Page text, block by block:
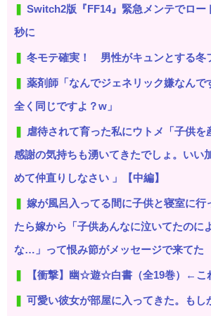
Switch2版『FF14』緊急メンテでロー
秒に
冬モテ確実！ 男性がキュンとする冬
薬剤師「なんでジェネリック嫌なん
全く同じですよ？w」
虐待されて育った私にウトメ「子供を
感謝の気持ちも湧いてきたでしょ。いい
めて仲直りしなさい 」【中編】
嫁が風呂入ってる間に子供と寝室に行
たら嫁から「子供あんなに泣いてたのに
な…」って恨み節がメッセージで来てた
【衝撃】幽☆遊☆白書（全19巻）←こ
可愛い彼女が部屋に入ってきた。も